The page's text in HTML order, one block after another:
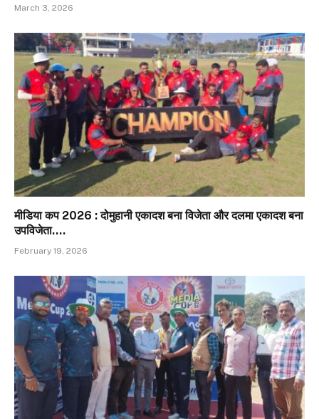
March 3, 2026
मीडिया कप 2026 : दोमुहानी एकादश बना विजेता और दलमा एकादश बना
उपविजेता….
February 19, 2026